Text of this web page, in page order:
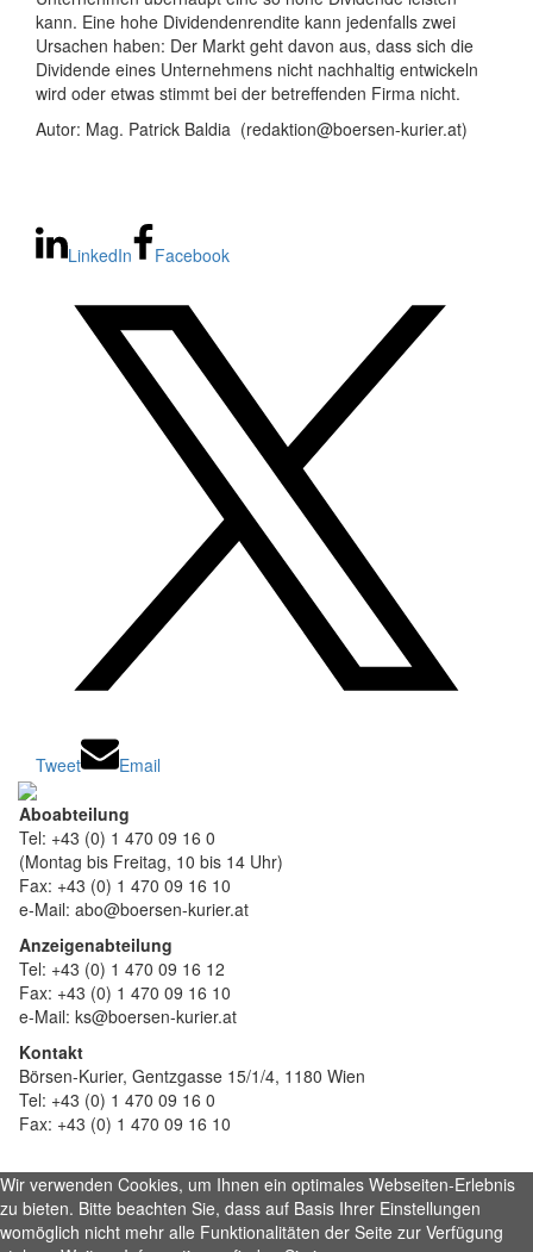
kann. Eine hohe Dividendenrendite kann jedenfalls zwei
Ursachen haben: Der Markt geht davon aus, dass sich die
Dividende eines Unternehmens nicht nachhaltig entwickeln
wird oder etwas stimmt bei der betreffenden Firma nicht.
Autor: Mag. Patrick Baldia (redaktion@boersen-kurier.at)
LinkedIn Facebook
Tweet Email
Aboabteilung
Tel: +43 (0) 1 470 09 16 0
(Montag bis Freitag, 10 bis 14 Uhr)
Fax: +43 (0) 1 470 09 16 10
e-Mail: abo@boersen-kurier.at
Anzeigenabteilung
Tel: +43 (0) 1 470 09 16 12
Fax: +43 (0) 1 470 09 16 10
e-Mail: ks@boersen-kurier.at
Kontakt
Börsen-Kurier, Gentzgasse 15/1/4, 1180 Wien
Tel: +43 (0) 1 470 09 16 0
Fax: +43 (0) 1 470 09 16 10
Wir verwenden Cookies, um Ihnen ein optimales Webseiten-Erlebnis
zu bieten. Bitte beachten Sie, dass auf Basis Ihrer Einstellungen
womöglich nicht mehr alle Funktionalitäten der Seite zur Verfügung